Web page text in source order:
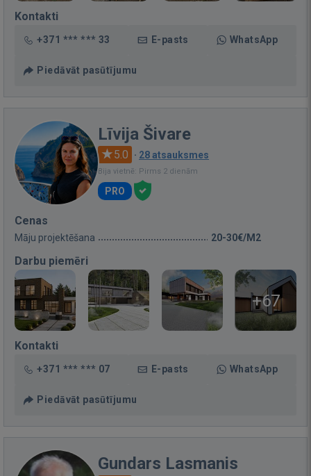
Kontakti
+371 *** *** 33 E-pasts WhatsApp
Piedāvāt pasūtījumu
Līvija Šivare
5.0 · 28 atsauksmes
Bija vietnē: Pirms 2 dienām
PRO
Cenas
Māju projektēšana 20-30€/M2
Darbu piemēri
+67
Kontakti
+371 *** *** 07 E-pasts WhatsApp
Piedāvāt pasūtījumu
Gundars Lasmanis